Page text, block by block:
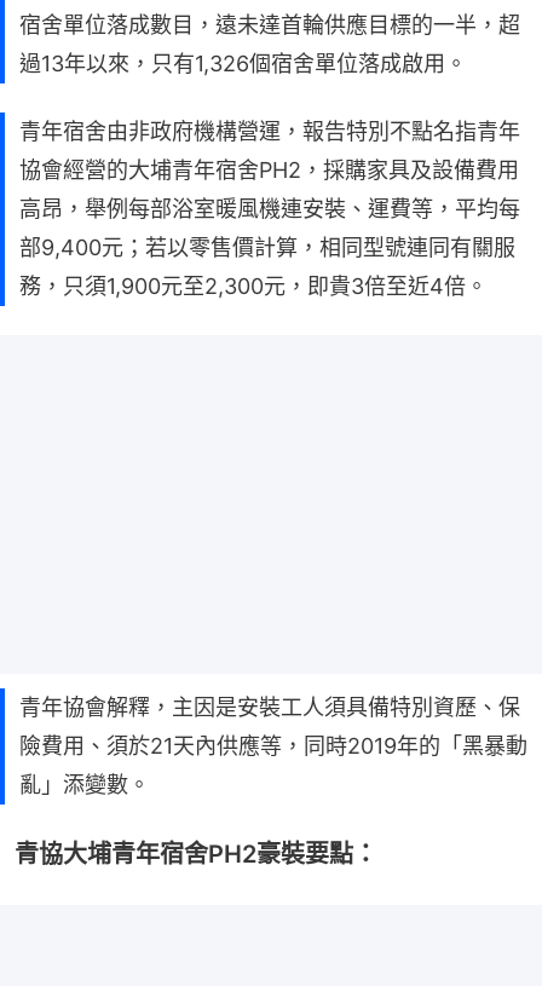
宿舍單位落成數目，遠未達首輪供應目標的一半，超
過13年以來，只有1,326個宿舍單位落成啟用。
青年宿舍由非政府機構營運，報告特別不點名指青年
協會經營的大埔青年宿舍PH2，採購家具及設備費用
高昂，舉例每部浴室暖風機連安裝、運費等，平均每
部9,400元；若以零售價計算，相同型號連同有關服
務，只須1,900元至2,300元，即貴3倍至近4倍。
青年協會解釋，主因是安裝工人須具備特別資歷、保
險費用、須於21天內供應等，同時2019年的「黑暴動
亂」添變數。
青協大埔青年宿舍PH2豪裝要點：